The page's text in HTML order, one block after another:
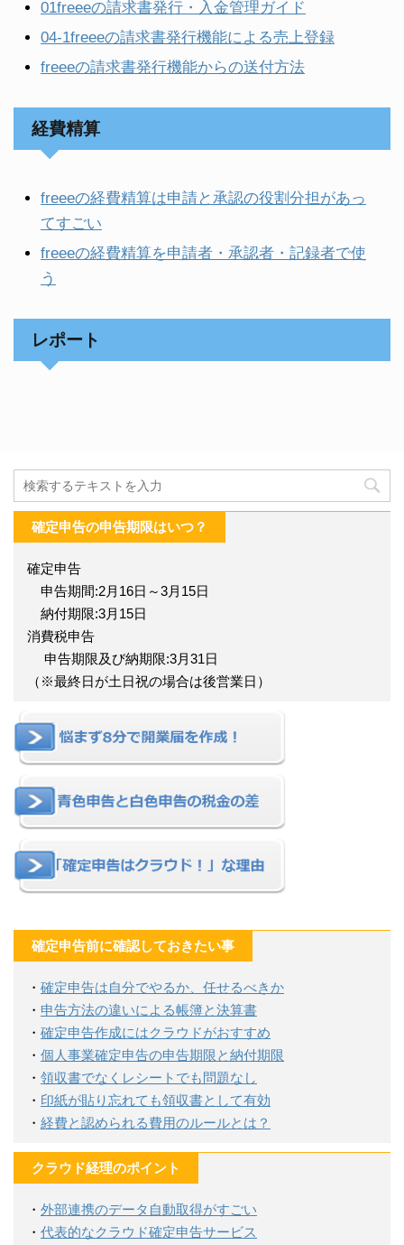
01freeeの請求書発行・入金管理ガイド
04-1freeeの請求書発行機能による売上登録
freeeの請求書発行機能からの送付方法
経費精算
freeeの経費精算は申請と承認の役割分担があっ
てすごい
freeeの経費精算を申請者・承認者・記録者で使
う
レポート
確定申告の申告期限はいつ？
確定申告
申告期間:2月16日～3月15日
納付期限:3月15日
消費税申告
申告期限及び納期限:3月31日
（※最終日が土日祝の場合は後営業日）
確定申告前に確認しておきたい事
・ 確定申告は自分でやるか、任せるべきか
・ 申告方法の違いによる帳簿と決算書
・ 確定申告作成にはクラウドがおすすめ
・ 個人事業確定申告の申告期限と納付期限
・ 領収書でなくレシートでも問題なし
・ 印紙が貼り忘れても領収書として有効
・ 経費と認められる費用のルールとは？
クラウド経理のポイント
・ 外部連携のデータ自動取得がすごい
・ 代表的なクラウド確定申告サービス